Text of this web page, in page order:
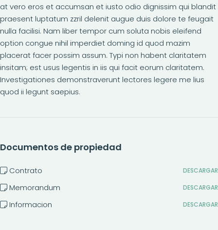
at vero eros et accumsan et iusto odio dignissim qui blandit
praesent luptatum zzril delenit augue duis dolore te feugait
nulla facilisi. Nam liber tempor cum soluta nobis eleifend
option congue nihil imperdiet doming id quod mazim
placerat facer possim assum. Typi non habent claritatem
insitam; est usus legentis in iis qui facit eorum claritatem.
Investigationes demonstraverunt lectores legere me lius
quod ii legunt saepius.
Documentos de propiedad
Contrato DESCARGAR
Memorandum DESCARGAR
Informacion DESCARGAR